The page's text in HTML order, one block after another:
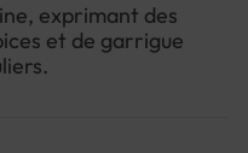
exprimant des
et de garrigue